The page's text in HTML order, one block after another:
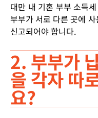
대만 내 기혼 부부 소득
부부가 서로 다른 곳에
신고되어야 합니다.
2. 부부가
을 각자 따
요?